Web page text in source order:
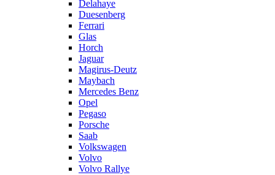
Delahaye
Duesenberg
Ferrari
Glas
Horch
Jaguar
Magirus-Deutz
Maybach
Mercedes Benz
Opel
Pegaso
Porsche
Saab
Volkswagen
Volvo
Volvo Rallye